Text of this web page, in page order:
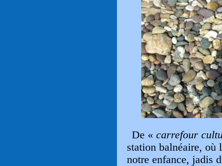
De « carrefour
station balnéaire,
notre enfance, jadis